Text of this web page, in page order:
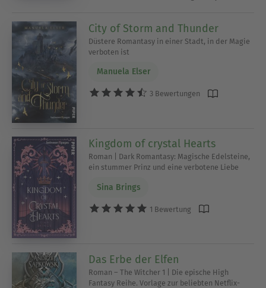
City of Storm and Thunder
Düstere Romantasy in einer Stadt, in der Magie
verboten ist
Manuela Elser
3 Bewertungen
Kingdom of crystal Hearts
Roman | Dark Romantasy: Magische Edelsteine,
ein stummer Prinz und eine verbotene Liebe
Sina Brings
1 Bewertung
Das Erbe der Elfen
Roman – The Witcher 1 | Die epische High
Fantasy Reihe. Vorlage zur beliebten Netflix-